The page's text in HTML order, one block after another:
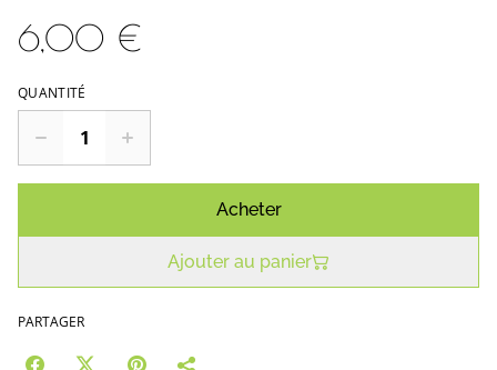
6,00 €
QUANTITÉ
Acheter
Ajouter au panier
PARTAGER